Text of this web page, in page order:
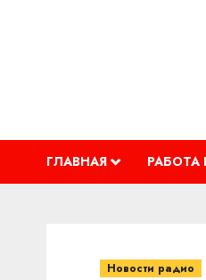
ГЛАВНАЯ РАБОТА
Новости радио